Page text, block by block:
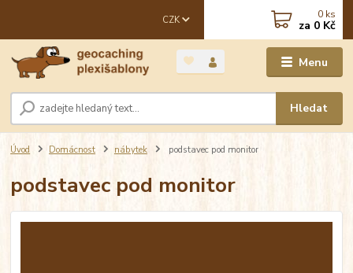
Menu
CZK
Hledat
0 ks
za 0 Kč
Úvod Domácnost nábytek podstavec pod monitor
podstavec pod monitor